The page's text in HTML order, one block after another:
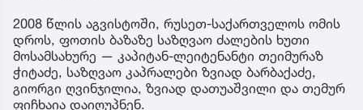
2008 წლის აგვისტოში, რუსეთ-საქართველოს ომის
დროს, ფოთის ბაზაზე საზღვაო ძალების ხუთი
მოსამსახურე — კაპიტან-ლეიტენანტი თეიმურაზ
ჭიტაძე, საზღვაო კაპრალები ზვიად ბარბაქაძე,
გიორგი ღვინჯილია, ზვიად დათუაშვილი და თემურ
ფიჩხაია დაიღუპნენ.